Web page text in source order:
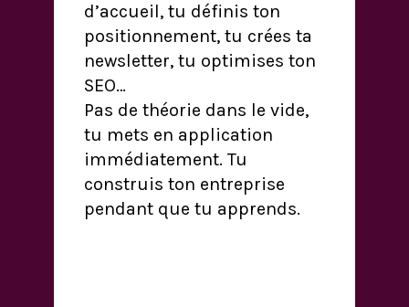
d’accueil, tu définis ton
positionnement, tu crées ta
newsletter, tu optimises ton
SEO…
Pas de théorie dans le vide,
tu mets en application
immédiatement. Tu
construis ton entreprise
pendant que tu apprends.